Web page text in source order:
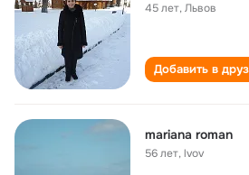
45 лет,Львов
Добавить в
mariana roman
56 лет,lvov